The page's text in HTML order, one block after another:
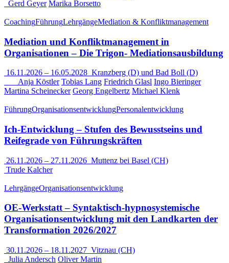
Gerd Geyer Marika Borsetto
CoachingFührungLehrgängeMediation & Konfliktmanagement
Mediation und Konfliktmanagement in
Organisationen – Die Trigon- Mediationsausbildung
16.11.2026 – 16.05.2028 Kranzberg (D) und Bad Boll (D)
Anja Köstler Tobias Lang Friedrich Glasl Ingo Bieringer
Martina Scheinecker Georg Engelbertz Michael Klenk
FührungOrganisationsentwicklungPersonalentwicklung
Ich-Entwicklung – Stufen des Bewusstseins und
Reifegrade von Führungskräften
26.11.2026 – 27.11.2026 Muttenz bei Basel (CH)
Trude Kalcher
LehrgängeOrganisationsentwicklung
OE-Werkstatt – Syntaktisch-hypnosystemische
Organisationsentwicklung mit den Landkarten der
Transformation 2026/2027
30.11.2026 – 18.11.2027 Vitznau (CH)
Julia Andersch Oliver Martin